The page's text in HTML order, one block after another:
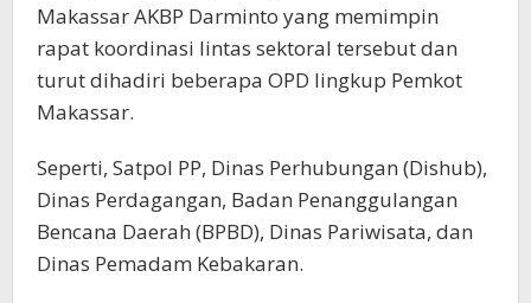
Makassar AKBP Darminto yang memimpin
rapat koordinasi lintas sektoral tersebut dan
turut dihadiri beberapa OPD lingkup Pemkot
Makassar.
Seperti, Satpol PP, Dinas Perhubungan (Dishub),
Dinas Perdagangan, Badan Penanggulangan
Bencana Daerah (BPBD), Dinas Pariwisata, dan
Dinas Pemadam Kebakaran.